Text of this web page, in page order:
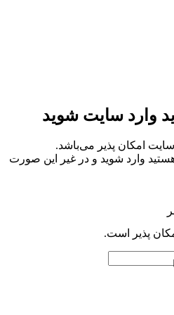
وارد سایت شوید
امکان پذیر می‌باشد.
وارد شوید و در غیر این صورت
پذیر است.